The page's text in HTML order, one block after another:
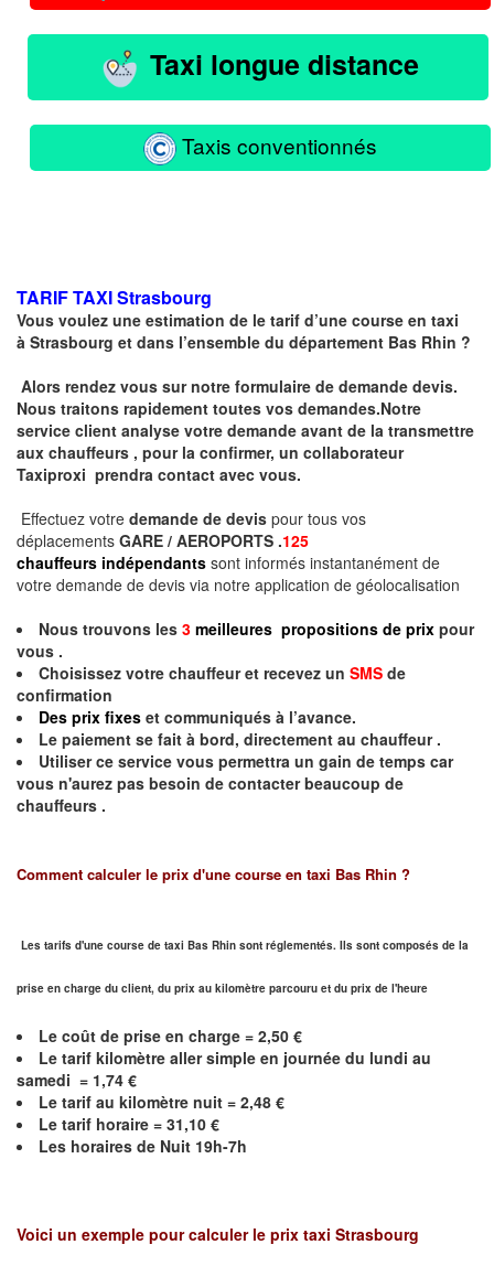
Taxi longue distance
Taxis conventionnés
TARIF TAXIStrasbourg
Vous voulez une estimation de le tarif d’une course en taxi
à Strasbourg et dans l’ensemble du département Bas Rhin ?
Alors rendez vous sur notre formulaire de demande devis.
Nous traitons rapidement toutes vos demandes.Notre
service client analyse votre demande avant de la transmettre
aux chauffeurs , pour la confirmer, un collaborateur
Taxiproxi prendra contact avec vous.
Effectuez votre demande de devis pour tous vos
déplacements GARE / AEROPORTS .125
chauffeurs indépendants sont informés instantanément de
votre demande de devis via notre application de géolocalisation
Nous trouvons les 3 meilleures propositions de prix pour
vous .
Choisissez votre chauffeur et recevez un SMS de
confirmation
Des prix fixes et communiqués à l’avance.
Le paiement se fait à bord, directement au chauffeur .
Utiliser ce service vous permettra un gain de temps car
vous n'aurez pas besoin de contacter beaucoup de
chauffeurs .
Comment calculer le prix d'une course en taxi Bas Rhin ?
Les tarifs d'une course de taxi Bas Rhin sont réglementés. Ils sont composés de la
prise en charge du client, du prix au kilomètre parcouru et du prix de l'heure
Le coût de prise en charge = 2,50 €
Le tarif kilomètre aller simple en journée du lundi au
samedi = 1,74 €
Le tarif au kilomètre nuit = 2,48 €
Le tarif horaire = 31,10 €
Les horaires de Nuit 19h-7h
Voici un exemple pour calculer le prix taxi Strasbourg